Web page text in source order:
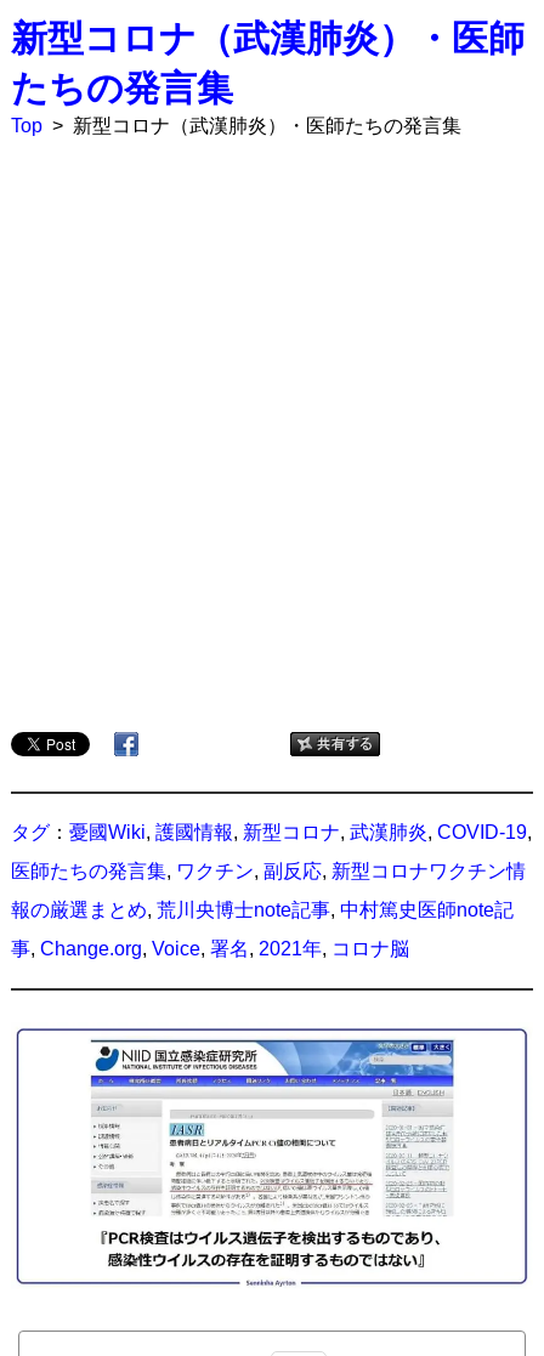
新型コロナ（武漢肺炎）・医師
たちの発言集
Top > 新型コロナ（武漢肺炎）・医師たちの発言集
タグ： 憂國Wiki, 護國情報, 新型コロナ, 武漢肺炎, COVID-19,
医師たちの発言集, ワクチン, 副反応, 新型コロナワクチン情
報の厳選まとめ, 荒川央博士note記事, 中村篤史医師note記
事, Change.org, Voice, 署名, 2021年, コロナ脳